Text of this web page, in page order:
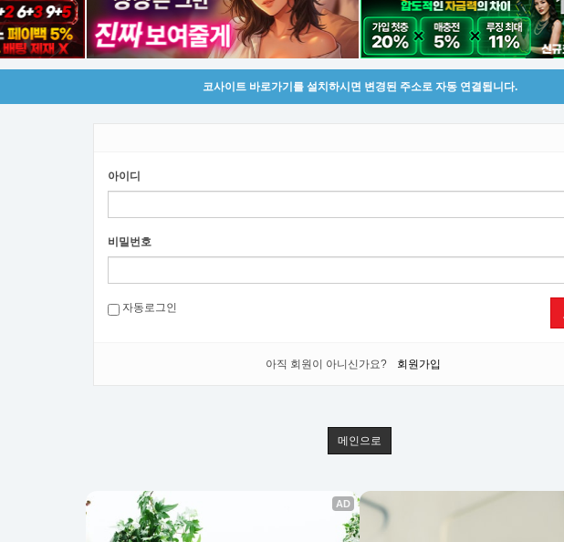
코사이트 바로가기를 설치하시면 변경된 주소로 자동 연결됩니다.
아이디
비밀번호
자동로그인
아직 회원이 아니신가요? 회원가입
메인으로